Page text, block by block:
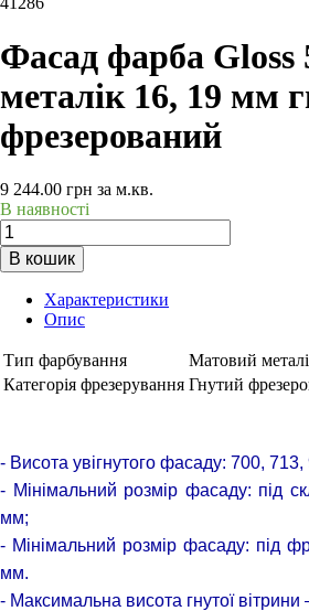
Фасад фарба Gloss
металік 16, 19 мм
фрезерований
9 244.00 грн за м.кв.
В наявності
В кошик
Характеристики
Опис
Тип фарбування
Матовий
Категорія фрезерування Гнутий
- Висота увігнутого фасаду: 700,
- Мінімальний розмір фасаду: під
мм;
- Мінімальний розмір фасаду: під
мм.
- Максимальна висота гнутої вітрини